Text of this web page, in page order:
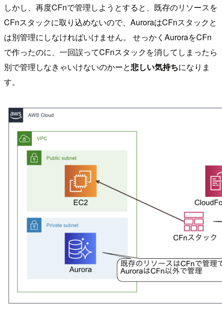
しかし、再度CFnで管理しようとすると、既存のリソースを
CFnスタックに取り込めないので、AuroraはCFnスタックと
は別管理にしなければいけません。 せっかくAuroraをCFn
で作ったのに、一回誤ってCFnスタックを消してしまったら
別で管理しなきゃいけないのかーと悲しい気持ちになりま
す。